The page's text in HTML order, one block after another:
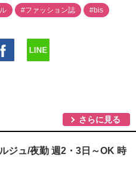
#ファッション誌 #bis
さらに見る
ジュ/夜勤 週2・3日～OK 時